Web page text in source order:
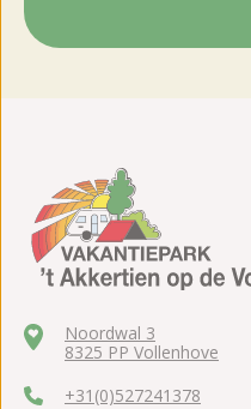
Noordwal 3
8325 PP Vollenhove
+31(0)527241378